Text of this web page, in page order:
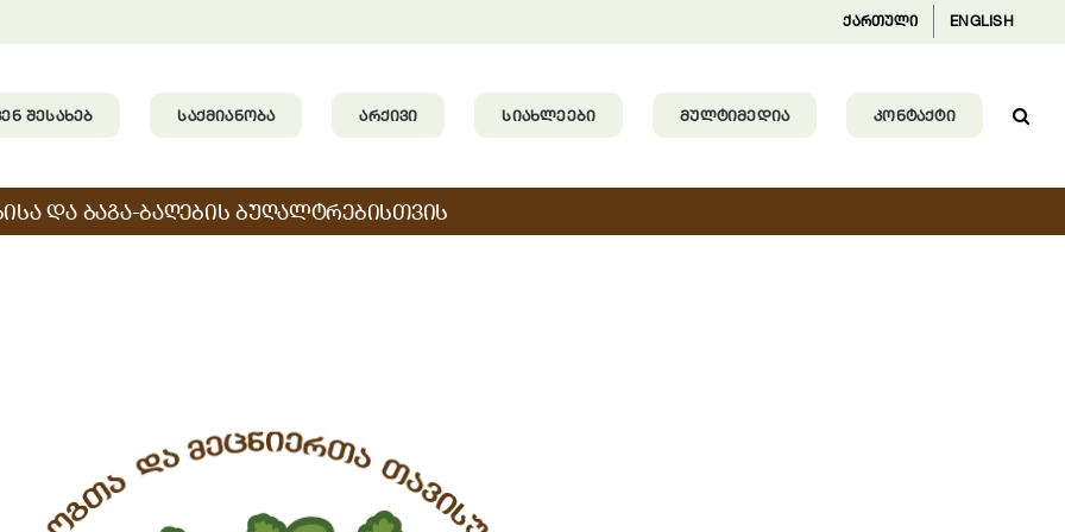
ქართული ENGLISH
ᲨᲔᲡᲐᲮᲔᲑ ᲡᲐᲥᲛᲘᲐᲜᲝᲑᲐ ᲐᲠᲥᲘᲕᲘ ᲡᲘᲐᲮᲚᲔᲔᲑᲘ ᲛᲣᲚᲢᲘᲛᲔᲓᲘᲐ ᲙᲝᲜᲢᲐᲥᲢᲘ
ᲓᲐ ᲑᲐᲒᲐ-ᲑᲐᲦᲔᲑᲘᲡ ᲑᲣᲦᲐᲚᲢᲠᲔᲑᲘᲡᲗᲕᲘᲡ